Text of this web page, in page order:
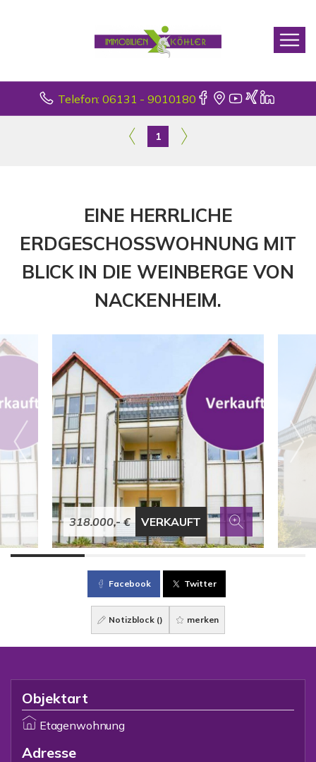
Telefon: 06131 - 9010180
1
EINE HERRLICHE
ERDGESCHOSSWOHNUNG MIT
BLICK IN DIE WEINBERGE VON
NACKENHEIM.
318.000,- € VERKAUFT
Facebook Twitter
Notizblock () merken
Objektart
Etagenwohnung
Adresse